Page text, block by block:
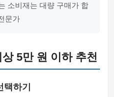
소비재는 대량 구매가 합
문가
5만 원 이하 추천
하기